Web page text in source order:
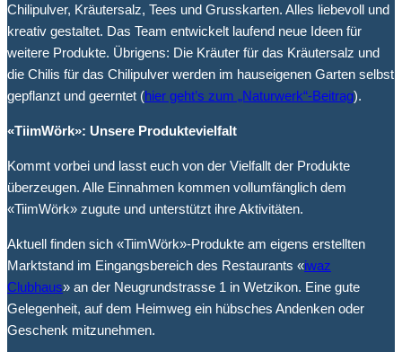
Chilipulver, Kräutersalz, Tees und Grusskarten. Alles liebevoll und
kreativ gestaltet. Das Team entwickelt laufend neue Ideen für
weitere Produkte. Übrigens: Die Kräuter für das Kräutersalz und
die Chilis für das Chilipulver werden im hauseigenen Garten selbst
gepflanzt und geerntet (hier geht’s zum „Naturwerk“-Beitrag).
«TiimWörk»: Unsere Produktevielfalt
Kommt vorbei und lasst euch von der Vielfallt der Produkte
überzeugen. Alle Einnahmen kommen vollumfänglich dem
«TiimWörk» zugute und unterstützt ihre Aktivitäten.
Aktuell finden sich «TiimWörk»-Produkte am eigens erstellten
Marktstand im Eingangsbereich des Restaurants «iwaz
Clubhaus» an der Neugrundstrasse 1 in Wetzikon. Eine gute
Gelegenheit, auf dem Heimweg ein hübsches Andenken oder
Geschenk mitzunehmen.